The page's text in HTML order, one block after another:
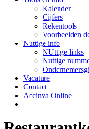
Kalender
Cijfers
Rekentools
Voorbeelden
Nuttige info
NUttige links
Nuttige
Vacature
Contact
Accinva Online